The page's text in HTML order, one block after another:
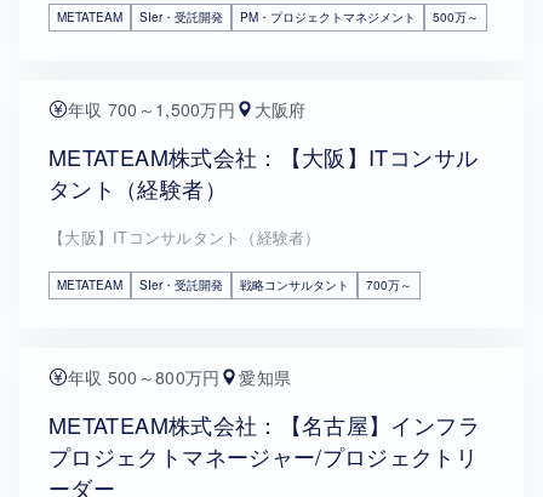
METATEAM SIer・受託開発 PM・プロジェクトマネジメント 500万～
年収 700～1,500万円 大阪府
METATEAM株式会社：【大阪】ITコンサル
タント（経験者）
【大阪】ITコンサルタント（経験者）
METATEAM SIer・受託開発 戦略コンサルタント 700万～
年収 500～800万円 愛知県
METATEAM株式会社：【名古屋】インフラ
プロジェクトマネージャー/プロジェクトリ
ーダー